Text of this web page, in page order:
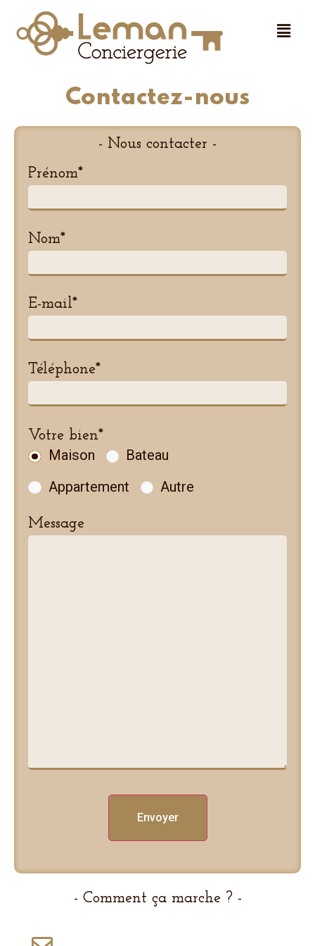
Contactez-nous
- Comment ça marche ? -
- Nous contacter -
Prénom*
Nom*
E-mail*
Téléphone*
Votre bien*
Maison
Bateau
Appartement
Autre
Message